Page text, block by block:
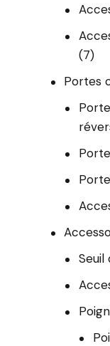
(7)
Portes